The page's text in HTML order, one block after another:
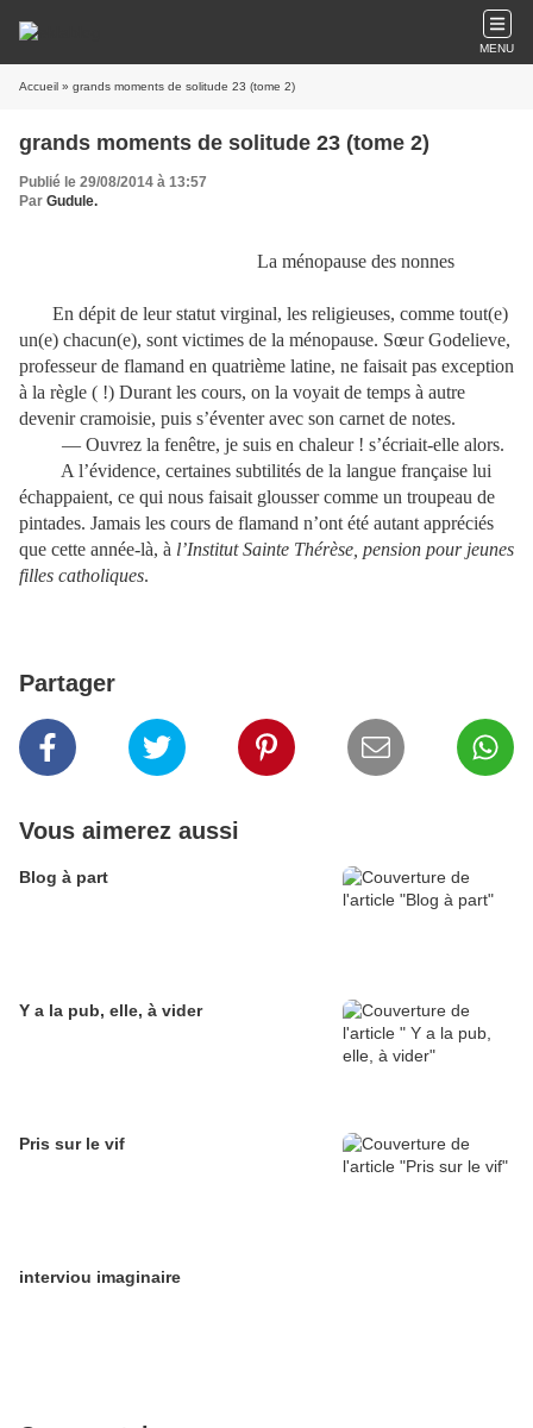
MENU
Accueil » grands moments de solitude 23 (tome 2)
grands moments de solitude 23 (tome 2)
Publié le 29/08/2014 à 13:57
Par Gudule.
La ménopause des nonnes
En dépit de leur statut virginal, les religieuses, comme tout(e)
un(e) chacun(e), sont victimes de la ménopause. Sœur Godelieve,
professeur de flamand en quatrième latine, ne faisait pas exception
à la règle ( !) Durant les cours, on la voyait de temps à autre
devenir cramoisie, puis s’éventer avec son carnet de notes.
— Ouvrez la fenêtre, je suis en chaleur ! s’écriait-elle alors.
A l’évidence, certaines subtilités de la langue française lui
échappaient, ce qui nous faisait glousser comme un troupeau de
pintades. Jamais les cours de flamand n’ont été autant appréciés
que cette année-là, à l’Institut Sainte Thérèse, pension pour jeunes
filles catholiques.
Partager
Vous aimerez aussi
Blog à part
Y a la pub, elle, à vider
Pris sur le vif
interviou imaginaire